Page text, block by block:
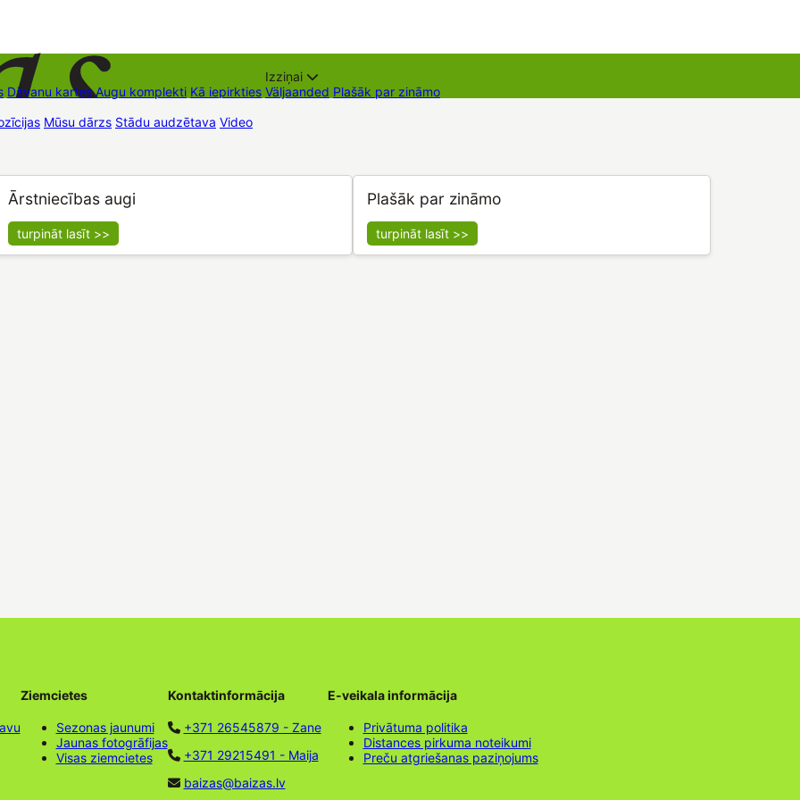
Dāvanu kartes Augu komplekti Kā iepirkties
Izziņai
Väljaanded Plašāk par zināmo
Mūsu dārzs Stādu audzētava Video
Ārstniecības augi
turpināt lasīt >>
Plašāk par zināmo
turpināt lasīt >>
Ziemcietes
Sezonas jaunumi
Jaunas fotogrāfijas
Visas ziemcietes
Kontaktinformācija
+371 26545879 - Zane
+371 29215491 - Maija
baizas@baizas.lv
E-veikala informācija
Privātuma politika
Distances pirkuma noteikumi
Preču atgriešanas paziņojums